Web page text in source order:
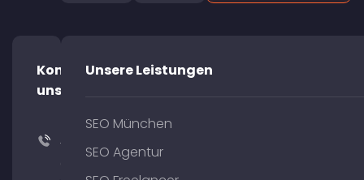
Kontaktiere
uns!
+49
Unsere Leistungen
SEO München
SEO Agentur